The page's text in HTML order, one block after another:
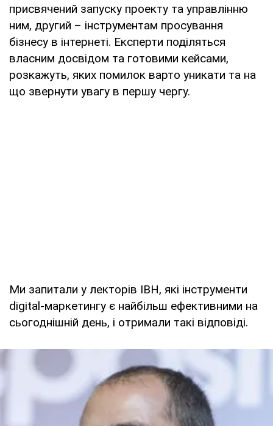
присвячений запуску проекту та управлінню
ним, другий – інструментам просування
бізнесу в інтернеті. Експерти поділяться
власним досвідом та готовими кейсами,
розкажуть, яких помилок варто уникати та на
що звернути увагу в першу чергу.
Ми запитали у лекторів ІВН, які інструменти
digital-маркетингу є найбільш ефективними на
сьогоднішній день, і отримали такі відповіді.